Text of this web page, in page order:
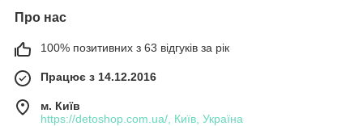
Про нас
100% позитивних з 63 відгуків за рік
Працює з 14.12.2016
м. Київ
https://detoshop.com.ua/, Київ, Україна